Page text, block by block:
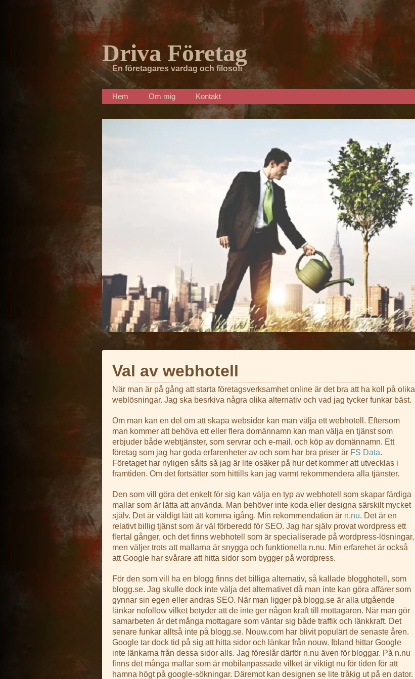
Driva Företag
En företagares vardag och filosofi
Hem Om mig Kontakt
Val av webhotell
När man är på gång att starta företagsverksamhet online är det bra att ha koll på olika
weblösningar. Jag ska besrkiva några olika alternativ och vad jag tycker funkar bäst.
Om man kan en del om att skapa websidor kan man välja ett webhotell. Eftersom
man kommer att behöva ett eller flera domännamn kan man välja en tjänst som
erbjuder både webtjänster, som servrar och e-mail, och köp av domännamn. Ett
företag som jag har goda erfarenheter av och som har bra priser är FS Data.
Företaget har nyligen sålts så jag är lite osäker på hur det kommer att utvecklas i
framtiden. Om det fortsätter som hittills kan jag varmt rekommendera alla tjänster.
Den som vill göra det enkelt för sig kan välja en typ av webhotell som skapar färdiga
mallar som är lätta att använda. Man behöver inte koda eller designa särskilt mycket
själv. Det är väldigt lätt att komma igång. Min rekommendation är n.nu. Det är en
relativt billig tjänst som är väl förberedd för SEO. Jag har själv provat wordpress ett
flertal gånger, och det finns webhotell som är specialiserade på wordpress-lösningar,
men väljer trots att mallarna är snygga och funktionella n.nu. Min erfarehet är också
att Google har svårare att hitta sidor som bygger på wordpress.
För den som vill ha en blogg finns det billiga alternativ, så kallade blogghotell, som
blogg.se. Jag skulle dock inte välja det alternativet då man inte kan göra affärer som
gynnar sin egen eller andras SEO. När man ligger på blogg.se är alla utgående
länkar nofollow vilket betyder att de inte ger någon kraft till mottagaren. När man gör
samarbeten är det många mottagare som väntar sig både traffik och länkkraft. Det
senare funkar alltså inte på blogg.se. Nouw.com har blivit populärt de senaste åren.
Google tar dock tid på sig att hitta sidor och länkar från nouw. Ibland hittar Google
inte länkarna från dessa sidor alls. Jag föreslår därför n.nu även för bloggar. På n.nu
finns det många mallar som är mobilanpassade vilket är viktigt nu för tiden för att
hamna högt på google-sökningar. Däremot kan designen se lite tråkig ut på en dator.